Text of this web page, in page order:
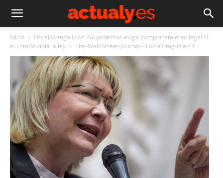
Inicio
Fiscal Ortega Díaz: No podemos exigir comportamiento legal si
el Estado viola la ley
The-Wall-Street-Journal---Luis-Ortag-Diaz-3